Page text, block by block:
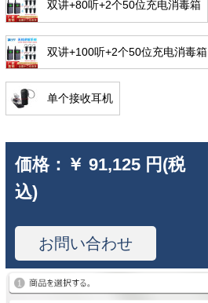
双讲+80听+2个50位充电消毒箱
双讲+100听+2个50位充电消毒箱
单个接收耳机
価格： ￥ 91,125 円(税
込)
お問い合わせ